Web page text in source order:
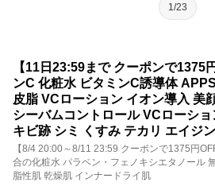
1/23
【11日23:59まで クーポンで1375
ンC 化粧水 ビタミンC誘導体
皮脂 VCローション イオン導入 美
シーバムコントロール VCローシ
キビ跡 シミ くすみ テカリ エイジ
【8/4 20:00～8/11 23:59 クーポンで1375円
合の化粧水 パラベン・フェノキシエタノール
脂性肌 乾燥肌 インナードライ肌